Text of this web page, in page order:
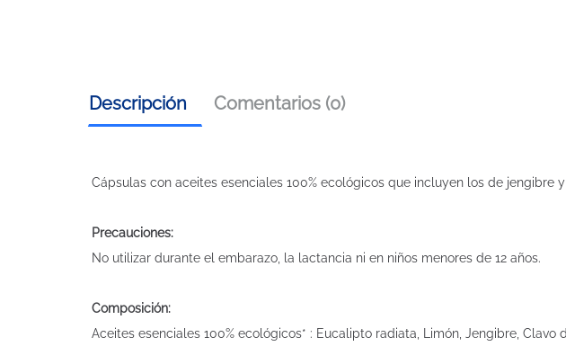
Descripción Comentarios (0)
Cápsulas con aceites esenciales 100% ecológicos que incluyen los de
Precauciones:
No utilizar durante el embarazo, la lactancia ni en niños menores de 12 años.
Composición:
Aceites esenciales 100% ecológicos* : Eucalipto radiata, Limón, Jengibre,